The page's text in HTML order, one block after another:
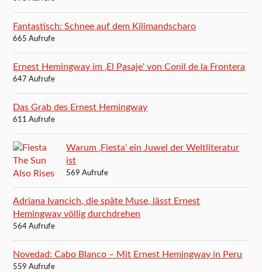
Fantastisch: Schnee auf dem Kilimandscharo
665 Aufrufe
Ernest Hemingway im ‚El Pasaje‘ von Conil de la Frontera
647 Aufrufe
Das Grab des Ernest Hemingway
611 Aufrufe
Warum ‚Fiesta‘ ein Juwel der Weltliteratur
ist
569 Aufrufe
Adriana Ivancich, die späte Muse, lässt Ernest
Hemingway völlig durchdrehen
564 Aufrufe
Novedad: Cabo Blanco – Mit Ernest Hemingway in Peru
559 Aufrufe